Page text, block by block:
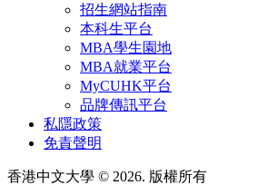
招生網站指南
本科生平台
MBA學生園地
MBA就業平台
MyCUHK平台
品牌傳訊平台
私隱政策
免責聲明
香港中文大學 © 2026. 版權所有